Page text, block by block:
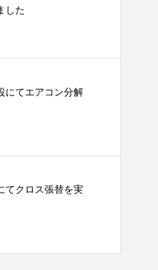
した
にてエアコン分解
てクロス張替を実